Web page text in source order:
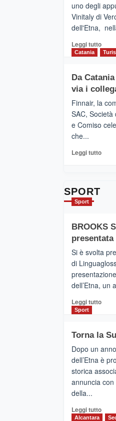
“Vino
&
Le
uno degli
Vinitaly di
dell'Etna,
Leggi tuttoLeggi
di
–
Catania
Da
via i
Finnair, la
SAC,
e Comiso
che...
Leggi tuttoLeggi
con
la
Al
via
i
SPORT
Sport
BROOKS
presentata
Si è svolta
di
dell’Etna, un
Leggi tuttoLeggi
2026
Sport
Torna la
Dopo un
dell’Etna è
storica
annuncia
della...
Leggi tuttoLeggi
Alcantara